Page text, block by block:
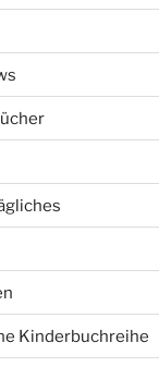
Kinderbuchreihe